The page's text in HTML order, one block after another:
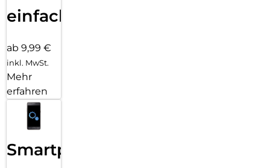
einfach
ab 9,99 €
inkl. MwSt.
Mehr
erfahren
Smartphone